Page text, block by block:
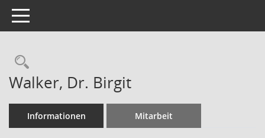
Toggle navigation
Rechercheauswahl
Walker, Dr. Birgit
Informationen Mitarbeit